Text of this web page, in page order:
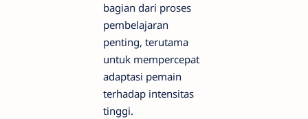
bagian dari proses
pembelajaran
penting, terutama
untuk mempercepat
adaptasi pemain
terhadap intensitas
tinggi.